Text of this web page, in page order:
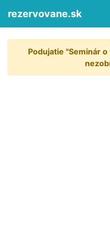
rezervovane.sk
Podujatie "Seminár